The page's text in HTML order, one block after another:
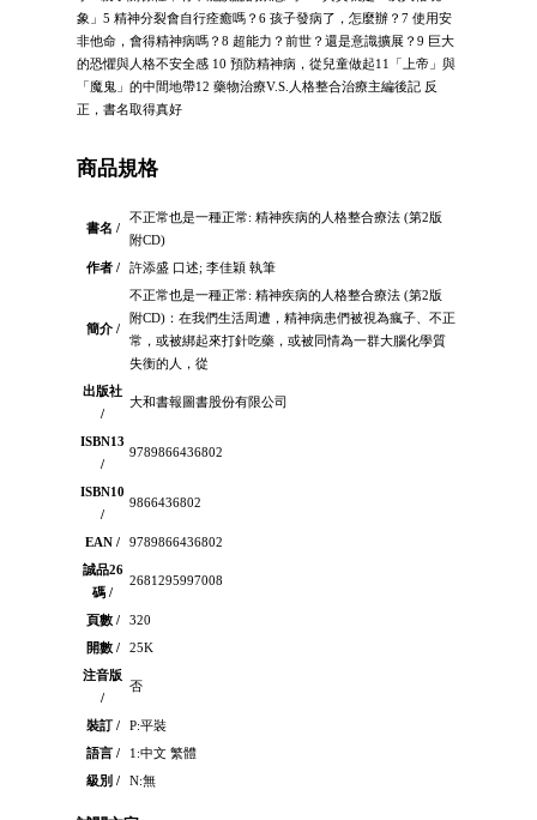
象」5 精神分裂會自行痊癒嗎？6 孩子發病了，怎麼辦？7 使用安
非他命，會得精神病嗎？8 超能力？前世？還是意識擴展？9 巨大
的恐懼與人格不安全感 10 預防精神病，從兒童做起11「上帝」與
「魔鬼」的中間地帶12 藥物治療V.S.人格整合治療主編後記 反
正，書名取得真好
商品規格
書名 /
不正常也是一種正常: 精神疾病的人格整合療法 (第2版
附CD)
作者 /
許添盛 口述; 李佳穎 執筆
簡介 /
不正常也是一種正常: 精神疾病的人格整合療法 (第2版
附CD)：在我們生活周遭，精神病患們被視為瘋子、不正
常，或被綁起來打針吃藥，或被同情為一群大腦化學質
失衡的人，從
出版社
/
大和書報圖書股份有限公司
ISBN13
/
9789866436802
ISBN10
/
9866436802
EAN /
9789866436802
誠品26
碼 /
2681295997008
頁數 /
320
開數 /
25K
注音版
/
否
裝訂 /
P:平裝
語言 /
1:中文 繁體
級別 /
N:無